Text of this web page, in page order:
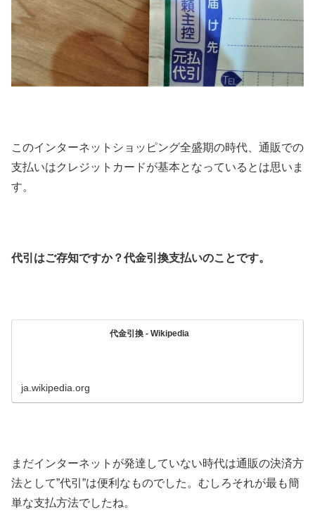
このインターネットショッピング全盛期の時代、通販での
支払いはクレジットカードが基本となっているとは思いま
す。
代引はご存知ですか？代金引換支払いのことです。
代金引換 - Wikipedia
ja.wikipedia.org
まだインターネットが発達していない時代は通販の決済方
法として”代引”は便利なものでした。むしろそれが最も簡
単な支払方法でしたね。